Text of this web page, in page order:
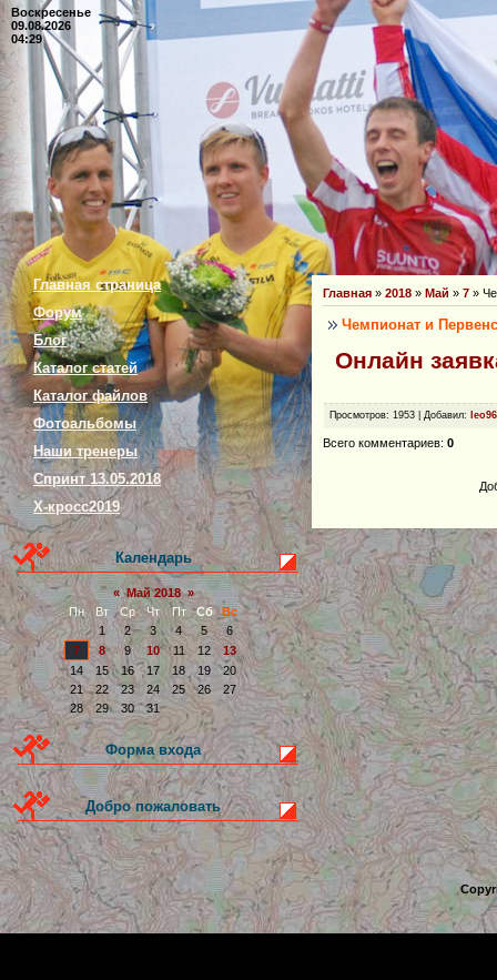
Воскресенье
09.08.2026
04:29
Главная страница
Форум
Блог
Каталог статей
Каталог файлов
Фотоальбомы
Наши тренеры
Спринт 13.05.2018
Х-кросс2019
Календарь
« Май 2018 »
Пн
Вт Ср Чт Пт Сб
Вс
1
2 3 4 5
6
7
8 9 10 11 12
13
14
15 16 17 18 19
20
21
22 23 24 25 26
27
28
29 30 31
Форма входа
Добро пожаловать
Главная » 2018 » Май » 7 »
Чемпионат и
Онлайн
Просмотров: 1953 | Добавил: leo96
Всего комментариев: 0